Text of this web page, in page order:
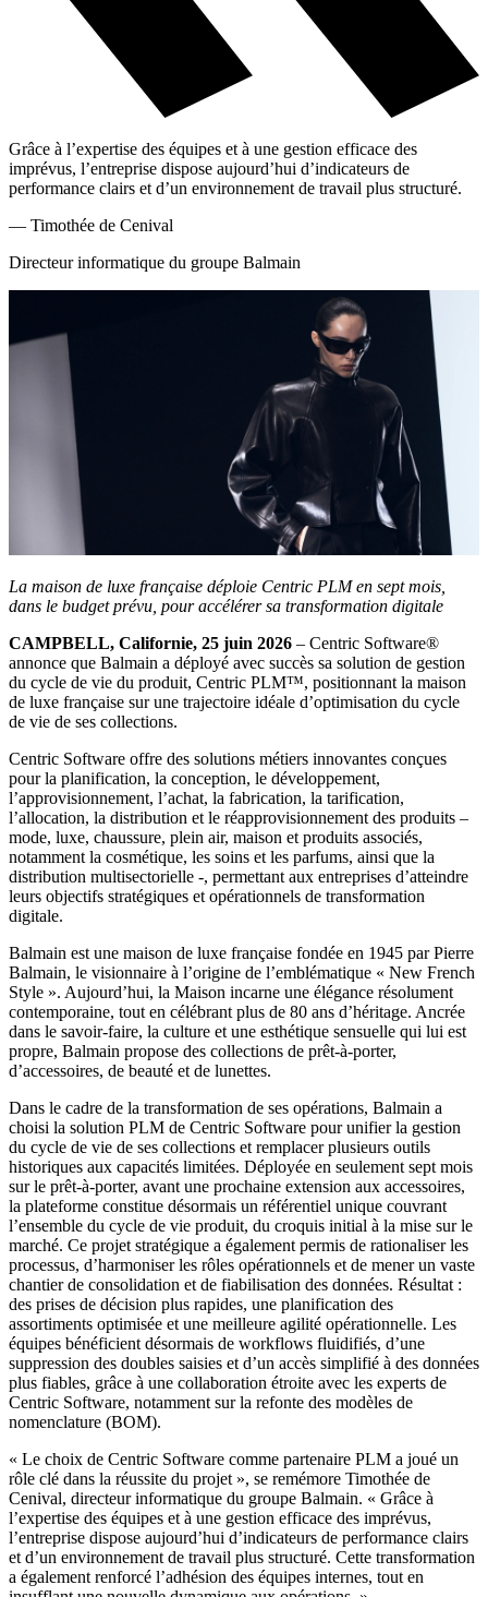
Grâce à l’expertise des équipes et à une gestion efficace des
imprévus, l’entreprise dispose aujourd’hui d’indicateurs de
performance clairs et d’un environnement de travail plus structuré.
— Timothée de Cenival
Directeur informatique du groupe Balmain
La maison de luxe française déploie Centric PLM en sept mois,
dans le budget prévu, pour accélérer sa transformation digitale
CAMPBELL, Californie, 25 juin 2026 – Centric Software®
annonce que Balmain a déployé avec succès sa solution de gestion
du cycle de vie du produit, Centric PLM™, positionnant la maison
de luxe française sur une trajectoire idéale d’optimisation du cycle
de vie de ses collections.
Centric Software offre des solutions métiers innovantes conçues
pour la planification, la conception, le développement,
l’approvisionnement, l’achat, la fabrication, la tarification,
l’allocation, la distribution et le réapprovisionnement des produits –
mode, luxe, chaussure, plein air, maison et produits associés,
notamment la cosmétique, les soins et les parfums, ainsi que la
distribution multisectorielle -, permettant aux entreprises d’atteindre
leurs objectifs stratégiques et opérationnels de transformation
digitale.
Balmain est une maison de luxe française fondée en 1945 par Pierre
Balmain, le visionnaire à l’origine de l’emblématique « New French
Style ». Aujourd’hui, la Maison incarne une élégance résolument
contemporaine, tout en célébrant plus de 80 ans d’héritage. Ancrée
dans le savoir-faire, la culture et une esthétique sensuelle qui lui est
propre, Balmain propose des collections de prêt-à-porter,
d’accessoires, de beauté et de lunettes.
Dans le cadre de la transformation de ses opérations, Balmain a
choisi la solution PLM de Centric Software pour unifier la gestion
du cycle de vie de ses collections et remplacer plusieurs outils
historiques aux capacités limitées. Déployée en seulement sept mois
sur le prêt-à-porter, avant une prochaine extension aux accessoires,
la plateforme constitue désormais un référentiel unique couvrant
l’ensemble du cycle de vie produit, du croquis initial à la mise sur le
marché. Ce projet stratégique a également permis de rationaliser les
processus, d’harmoniser les rôles opérationnels et de mener un vaste
chantier de consolidation et de fiabilisation des données. Résultat :
des prises de décision plus rapides, une planification des
assortiments optimisée et une meilleure agilité opérationnelle. Les
équipes bénéficient désormais de workflows fluidifiés, d’une
suppression des doubles saisies et d’un accès simplifié à des données
plus fiables, grâce à une collaboration étroite avec les experts de
Centric Software, notamment sur la refonte des modèles de
nomenclature (BOM).
« Le choix de Centric Software comme partenaire PLM a joué un
rôle clé dans la réussite du projet », se remémore Timothée de
Cenival, directeur informatique du groupe Balmain. « Grâce à
l’expertise des équipes et à une gestion efficace des imprévus,
l’entreprise dispose aujourd’hui d’indicateurs de performance clairs
et d’un environnement de travail plus structuré. Cette transformation
a également renforcé l’adhésion des équipes internes, tout en